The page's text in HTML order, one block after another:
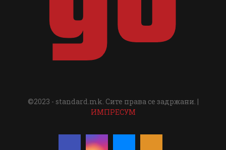
©2023 - standard.mk. Сите права се задржани. |
ИМПРЕСУМ